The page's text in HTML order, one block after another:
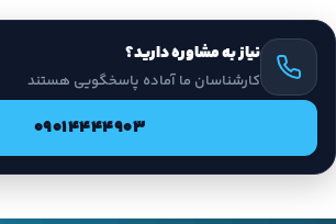
نیاز به مشاوره دارید؟
کارشناسان ما آماده پاسخگویی هستند
09014444903